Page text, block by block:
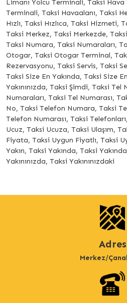
Limanı Yolcu Terminali, Taksi
Terminali, Taksi Havaalanı, Taksi
Hızlı, Taksi Hızlıca, Taksi Hizmeti,
Taksi Merkez, Taksi Merkezde,
Taksi Numara, Taksi Numaraları,
Otogar, Taksi Otogar Terminal,
Rezervasyonu, Taksi Servis, Taksi
Taksi Size En Yakında, Taksi Size
Yakınınızda, Taksi Şimdi, Taksi Tel
Numaraları, Taksi Tel Numarası,
No, Taksi Telefon Numara, Taksi
Telefon Numarası, Taksi
Ucuz, Taksi Ucuza, Taksi Ulaşım,
Fiyata, Taksi Uygun Fiyatlı, Taksi
Yakın, Taksi Yakında, Taksi
Yakınınızda, Taksi Yakınınızdaki
Adres
Merkez/